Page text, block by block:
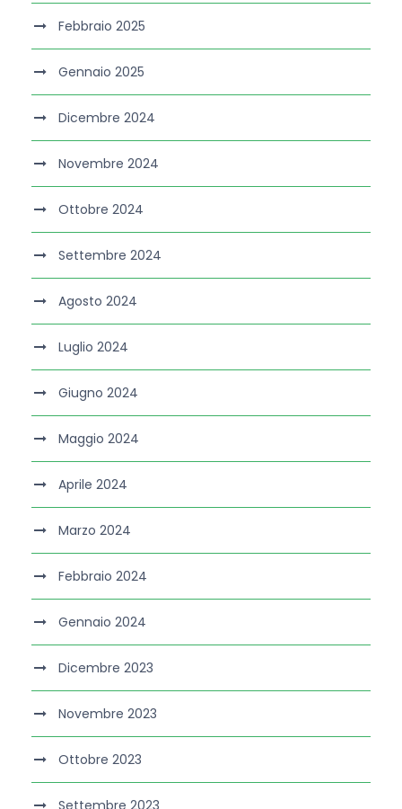
Febbraio 2025
Gennaio 2025
Dicembre 2024
Novembre 2024
Ottobre 2024
Settembre 2024
Agosto 2024
Luglio 2024
Giugno 2024
Maggio 2024
Aprile 2024
Marzo 2024
Febbraio 2024
Gennaio 2024
Dicembre 2023
Novembre 2023
Ottobre 2023